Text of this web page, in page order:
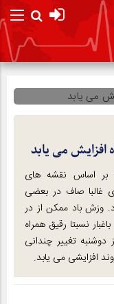
افزایش می یابد
بر اساس نقشه های
غالبا صاف در بعضی
وزش باد ممکن از در
نسبتا رقیق همراه
تغییر چندانی
افزایشی می یابد.